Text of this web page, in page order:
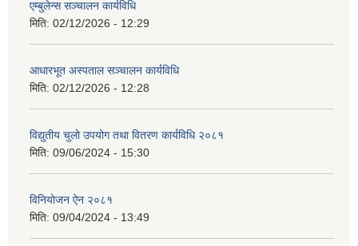
एम्बुलेन्स सञ्चालन कार्यविधि
मिति: 02/12/2026 - 12:29
आधारभूत अस्पताल सञ्चालन कार्यविधि
मिति: 02/12/2026 - 12:28
विद्युतीय चुलो उपयोग तथा वितरण कार्यविधि २०८१
मिति: 09/06/2024 - 15:30
विनियोजन ऐन २०८१
मिति: 09/04/2024 - 13:49